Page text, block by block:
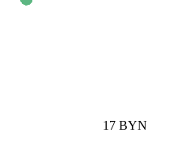
17 BYN